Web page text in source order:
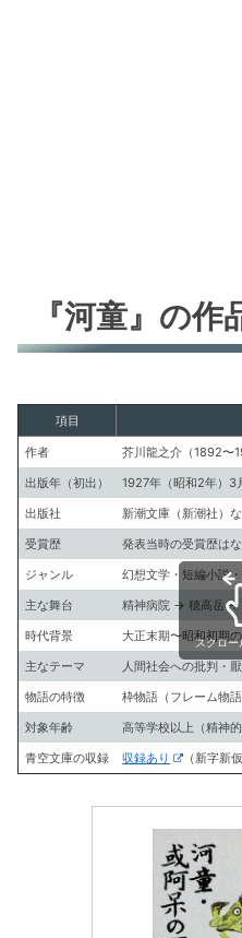
『河童』の作
項目
作者
芥川龍之介（1892〜
出版年（初出）
1927年（昭和2年）3
出版社
新潮文庫（新潮社）
受賞歴
発表当時の受賞歴は
ジャンル
幻想文学・短編小説
主な舞台
精神病院 → 穂高岳 →
時代背景
大正末期〜昭和初期
主なテーマ
人間社会への批判・
物語の特徴
枠物語（フレーム物
対象年齢
高等学校以上（精神
青空文庫の収録
収録あり （新字新
スクロー